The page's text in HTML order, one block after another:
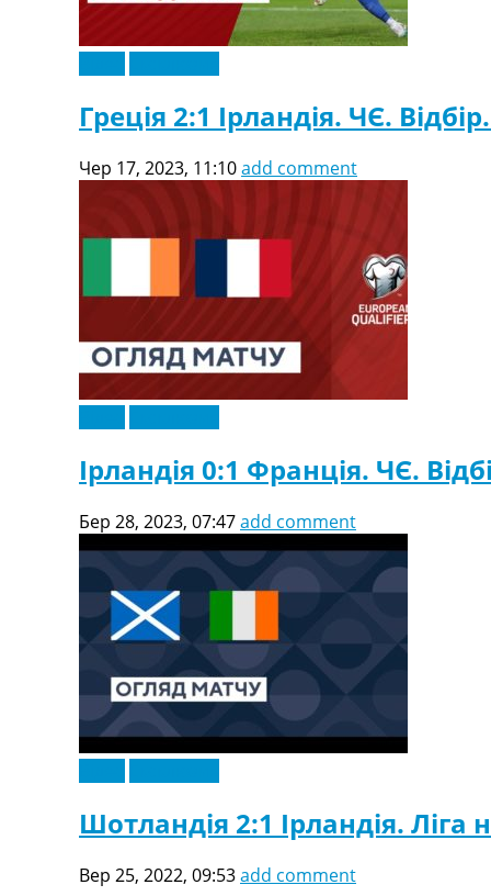
Греція 2:1 Ірландія. ЧЄ.
Чер 17, 2023, 11:10add comment
Ірландія 0:1 Франція. ЧЄ.
Бер 28, 2023, 07:47add comment
Шотландія 2:1 Ірландія. Ліга
Вер 25, 2022, 09:53add comment